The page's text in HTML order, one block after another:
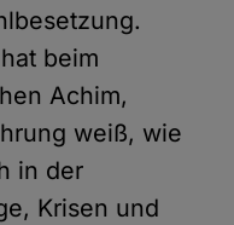
beim
Achim,
weiß, wie
in der
Krisen und